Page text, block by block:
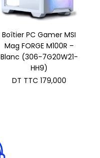
Boîtier PC Gamer MSI
Mag FORGE M100R –
Blanc (306-7G20W21-
HH9)
DT TTC 179,000